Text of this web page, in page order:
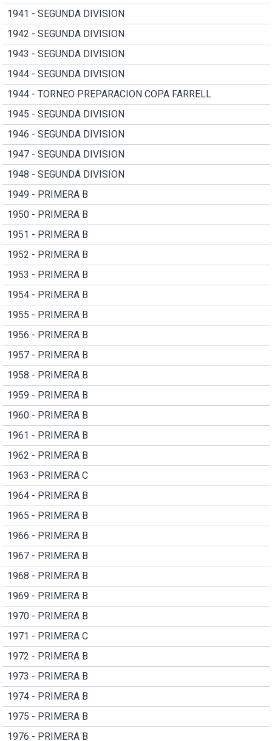
1941 - SEGUNDA DIVISION
1942 - SEGUNDA DIVISION
1943 - SEGUNDA DIVISION
1944 - SEGUNDA DIVISION
1944 - TORNEO PREPARACION COPA FARRELL
1945 - SEGUNDA DIVISION
1946 - SEGUNDA DIVISION
1947 - SEGUNDA DIVISION
1948 - SEGUNDA DIVISION
1949 - PRIMERA B
1950 - PRIMERA B
1951 - PRIMERA B
1952 - PRIMERA B
1953 - PRIMERA B
1954 - PRIMERA B
1955 - PRIMERA B
1956 - PRIMERA B
1957 - PRIMERA B
1958 - PRIMERA B
1959 - PRIMERA B
1960 - PRIMERA B
1961 - PRIMERA B
1962 - PRIMERA B
1963 - PRIMERA C
1964 - PRIMERA B
1965 - PRIMERA B
1966 - PRIMERA B
1967 - PRIMERA B
1968 - PRIMERA B
1969 - PRIMERA B
1970 - PRIMERA B
1971 - PRIMERA C
1972 - PRIMERA B
1973 - PRIMERA B
1974 - PRIMERA B
1975 - PRIMERA B
1976 - PRIMERA B